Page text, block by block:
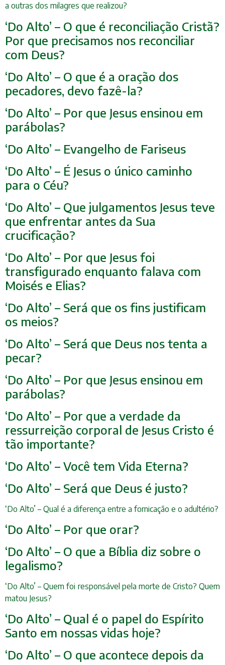
a outras dos milagres que realizou?
‘Do Alto’ – O que é reconciliação Cristã?
Por que precisamos nos reconciliar
com Deus?
‘Do Alto’ – O que é a oração dos
pecadores, devo fazê-la?
‘Do Alto’ – Por que Jesus ensinou em
parábolas?
‘Do Alto’ – Evangelho de Fariseus
‘Do Alto’ – É Jesus o único caminho
para o Céu?
‘Do Alto’ – Que julgamentos Jesus teve
que enfrentar antes da Sua
crucificação?
‘Do Alto’ – Por que Jesus foi
transfigurado enquanto falava com
Moisés e Elias?
‘Do Alto’ – Será que os fins justificam
os meios?
‘Do Alto’ – Será que Deus nos tenta a
pecar?
‘Do Alto’ – Por que Jesus ensinou em
parábolas?
‘Do Alto’ – Por que a verdade da
ressurreição corporal de Jesus Cristo é
tão importante?
‘Do Alto’ – Você tem Vida Eterna?
‘Do Alto’ – Será que Deus é justo?
‘Do Alto’ – Qual é a diferença entre a fornicação e o adultério?
‘Do Alto’ – Por que orar?
‘Do Alto’ – O que a Bíblia diz sobre o
legalismo?
‘Do Alto’ – Quem foi responsável pela morte de Cristo? Quem
matou Jesus?
‘Do Alto’ – Qual é o papel do Espírito
Santo em nossas vidas hoje?
‘Do Alto’ – O que acontece depois da